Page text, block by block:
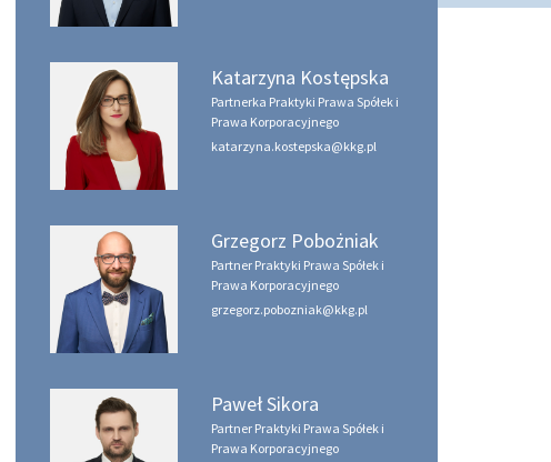
Katarzyna Kostępska
Partnerka Praktyki Prawa Spółek i
Prawa Korporacyjnego
katarzyna.kostepska@kkg.pl
Grzegorz Pobożniak
Partner Praktyki Prawa Spółek i
Prawa Korporacyjnego
grzegorz.pobozniak@kkg.pl
Paweł Sikora
Partner Praktyki Prawa Spółek i
Prawa Korporacyjnego